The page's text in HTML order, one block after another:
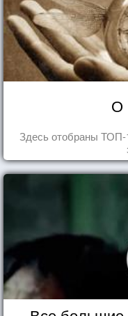
О
Здесь отобраны ТОП-